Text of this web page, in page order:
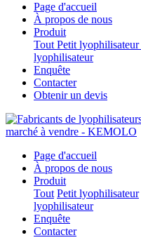
Page d'accueil
À propos de nous
Produit
Tout Petit lyophilisateur
lyophilisateur
Enquête
Contacter
Obtenir un devis
Page d'accueil
À propos de nous
Produit
Tout Petit lyophilisateur
lyophilisateur
Enquête
Contacter